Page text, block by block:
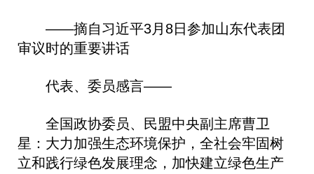
——摘自习近平3月8日参加山东代表团
审议时的重要讲话
代表、委员感言——
全国政协委员、民盟中央副主席曹卫
星：大力加强生态环境保护，全社会牢固树
立和践行绿色发展理念，加快建立绿色生产